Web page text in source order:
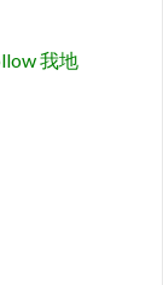
我地